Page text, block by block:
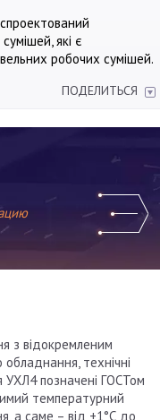
які є
робочих сумішей.
ПОДЕЛИТЬСЯ
з відокремленим
технічні
позначені ГОСТом
температурний
а саме – від +1°С до